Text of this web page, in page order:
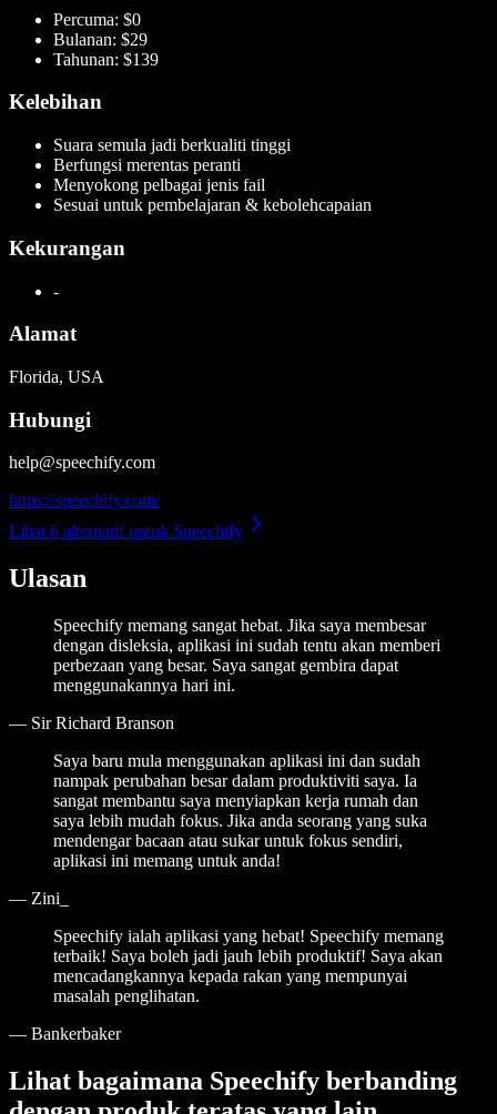
Percuma: $0
Bulanan: $29
Tahunan: $139
Kelebihan
Suara semula jadi berkualiti tinggi
Berfungsi merentas peranti
Menyokong pelbagai jenis fail
Sesuai untuk pembelajaran & kebolehcapaian
Kekurangan
-
Alamat
Florida, USA
Hubungi
help@speechify.com
https://speechify.com/
Lihat 6 alternatif untuk Speechify
Ulasan
Speechify memang sangat hebat. Jika saya membesar
dengan disleksia, aplikasi ini sudah tentu akan memberi
perbezaan yang besar. Saya sangat gembira dapat
menggunakannya hari ini.
— Sir Richard Branson
Saya baru mula menggunakan aplikasi ini dan sudah
nampak perubahan besar dalam produktiviti saya. Ia
sangat membantu saya menyiapkan kerja rumah dan
saya lebih mudah fokus. Jika anda seorang yang suka
mendengar bacaan atau sukar untuk fokus sendiri,
aplikasi ini memang untuk anda!
— Zini_
Speechify ialah aplikasi yang hebat! Speechify memang
terbaik! Saya boleh jadi jauh lebih produktif! Saya akan
mencadangkannya kepada rakan yang mempunyai
masalah penglihatan.
— Bankerbaker
Lihat bagaimana Speechify berbanding